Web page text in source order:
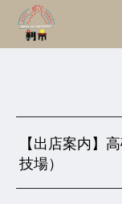
【出店案内】
技場）